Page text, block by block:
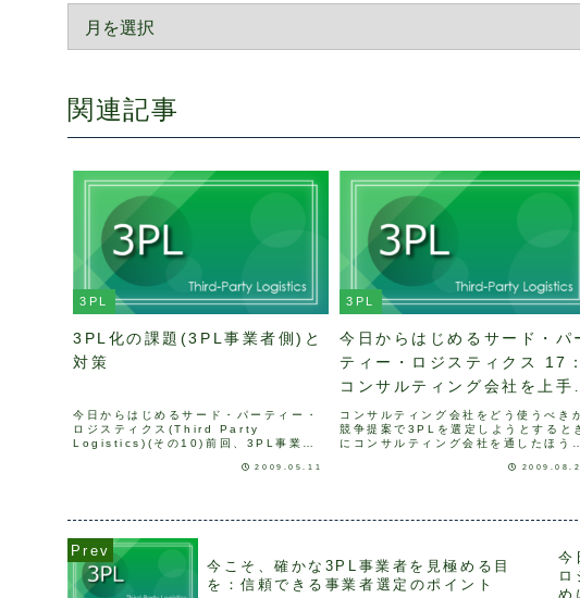
関連記事
3PL
3PL化の課題(3PL事業者側)と
対策
今日からはじめるサード・パーティー・
ロジスティクス(Third Party
Logistics)(その10)前回、3PL事業者
ートナーと認める実力が必要・提供する
2009.05.11
3PL
今日からはじめるサード・パ
ティー・ロジスティクス 17：
コンサルティング会社を上手
使い分ける
コンサルティング会社をどう使うべき
競争提案で3PLを選定しようとすると
にコンサルティング会社を通したほう
回はコンサルティング会社の起用方法
今こそ、確かな3PL事業者を見極める目
を：信頼できる事業者選定のポイント
今
め